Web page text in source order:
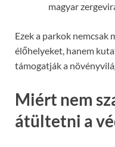
magyar
Ezek a parkok nemcsak
élőhelyeket, hanem
támogatják a
Miért nem
átültetni a